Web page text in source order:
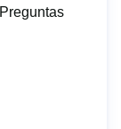
Preguntas